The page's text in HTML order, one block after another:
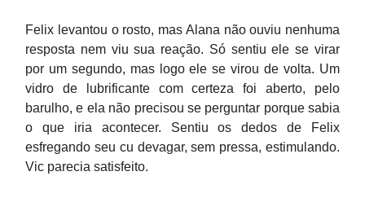
Felix levantou o rosto, mas Alana não ouviu nenhuma
resposta nem viu sua reação. Só sentiu ele se virar
por um segundo, mas logo ele se virou de volta. Um
vidro de lubrificante com certeza foi aberto, pelo
barulho, e ela não precisou se perguntar porque sabia
o que iria acontecer. Sentiu os dedos de Felix
esfregando seu cu devagar, sem pressa, estimulando.
Vic parecia satisfeito.